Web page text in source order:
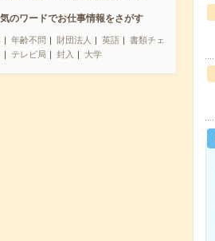
気のワードでお仕事情報をさがす
年齢不問 財団法人 英語
書類チェ
テレビ局 封入 大学